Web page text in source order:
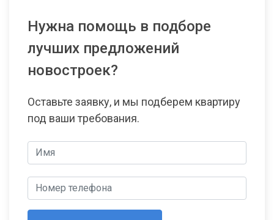
Нужна помощь в подборе
лучших предложений
новостроек?
Оставьте заявку, и мы подберем квартиру
под ваши требования.